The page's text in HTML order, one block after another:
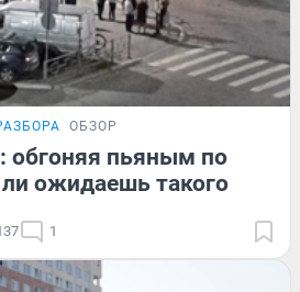
ОБЗОР
обгоняя пьяным по
ожидаешь такого
1